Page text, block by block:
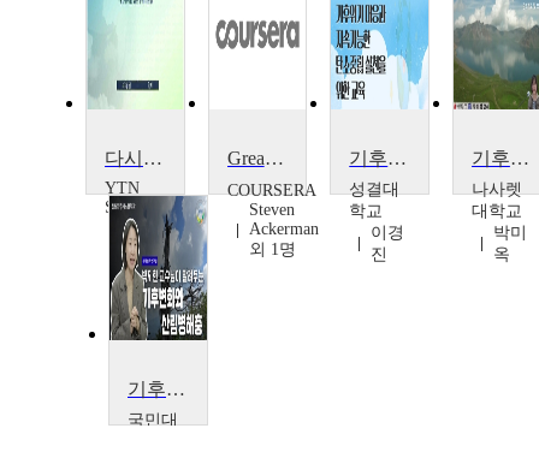
다시 지구가 쿨 해질 때 까지, 기후변화
YTN
SCIENCE
Great Lakes 지역에서의 날씨와 기후변화
COURSERA
Steven
Ackerman
외 1명
기후위기 대응과 지속가능한 탄소중립 실천을 위한 교육
성결대
학교
이경
진
기후변화와 녹색에너지
나사렛
대학교
박미
옥
기후변화와 산림병해충
국민대